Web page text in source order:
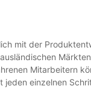
mit der
Mitarbeitern
einzelnen